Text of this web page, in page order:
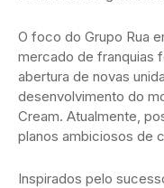
O foco do Grupo Rua
mercado de franquias
abertura de novas
desenvolvimento do
Cream. Atualmente,
planos ambiciosos de
Inspirados pelo